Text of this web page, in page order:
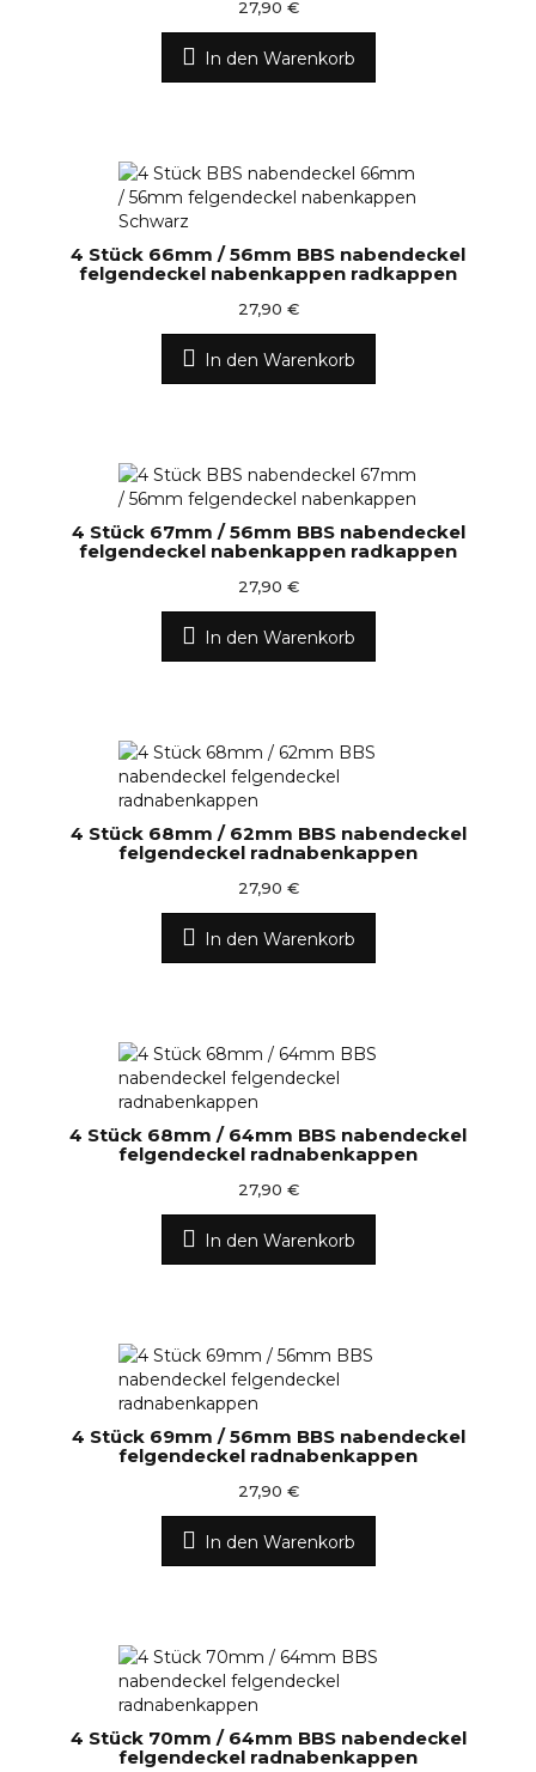
27,90 €
In den Warenkorb
4 Stück 66mm / 56mm BBS nabendeckel
felgendeckel nabenkappen radkappen
27,90 €
In den Warenkorb
4 Stück 67mm / 56mm BBS nabendeckel
felgendeckel nabenkappen radkappen
27,90 €
In den Warenkorb
4 Stück 68mm / 62mm BBS nabendeckel
felgendeckel radnabenkappen
27,90 €
In den Warenkorb
4 Stück 68mm / 64mm BBS nabendeckel
felgendeckel radnabenkappen
27,90 €
In den Warenkorb
4 Stück 69mm / 56mm BBS nabendeckel
felgendeckel radnabenkappen
27,90 €
In den Warenkorb
4 Stück 70mm / 64mm BBS nabendeckel
felgendeckel radnabenkappen